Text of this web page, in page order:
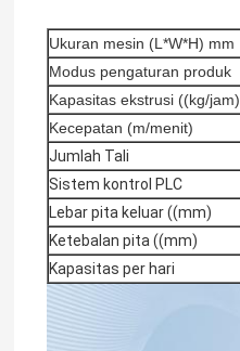
Ukuran mesin (L*W*H) mm
Modus pengaturan produk
Kapasitas ekstrusi ((kg/jam)
Kecepatan (m/menit)
Jumlah Tali
Sistem kontrol PLC
Lebar pita keluar ((mm)
Ketebalan pita ((mm)
Kapasitas per hari